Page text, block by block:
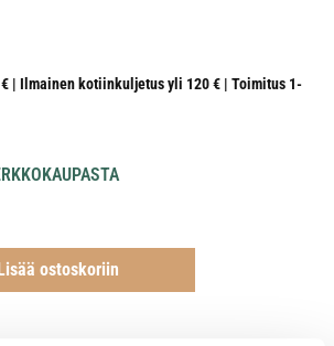
| Ilmainen kotiinkuljetus yli 120 € | Toimitus 1-
Lisää ostoskoriin